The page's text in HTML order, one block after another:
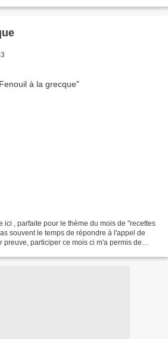
ici , parfaite pour le thème du mois de "recettes
souvent le temps de répondre à l'appel de
preuve, participer ce mois ci m'a permis de